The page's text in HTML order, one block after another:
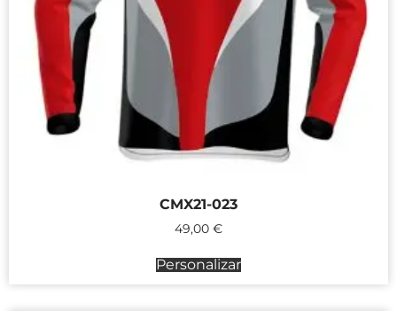
CMX21-023
49,00 €
Personalizar